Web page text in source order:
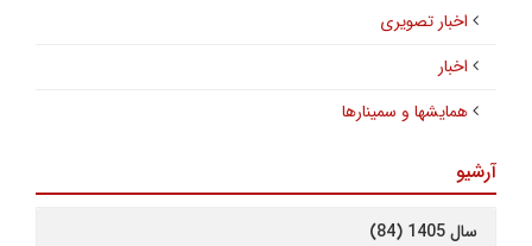
اخبار تصویری
اخبار
همایشها و سمینارها
آرشیو
سال 1405 (84)